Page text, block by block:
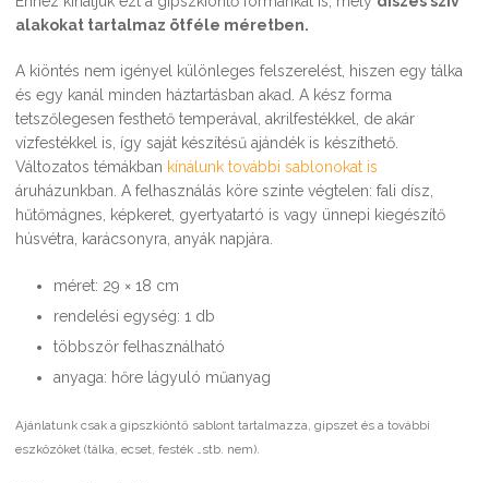
alakokat tartalmaz ötféle méretben.
A kiöntés nem igényel különleges felszerelést, hiszen egy tálka
és egy kanál minden háztartásban akad. A kész forma
tetszőlegesen festhető temperával, akrilfestékkel, de akár
vízfestékkel is, így saját készítésű ajándék is készíthető.
Változatos témákban kínálunk további sablonokat is
áruházunkban. A felhasználás köre szinte végtelen: fali dísz,
hűtőmágnes, képkeret, gyertyatartó is vagy ünnepi kiegészítő
húsvétra, karácsonyra, anyák napjára.
méret: 29 × 18 cm
rendelési egység: 1 db
többször felhasználható
anyaga: hőre lágyuló műanyag
Ajánlatunk csak a gipszkiöntő sablont tartalmazza, gipszet és a további
eszközöket (tálka, ecset, festék …stb. nem).